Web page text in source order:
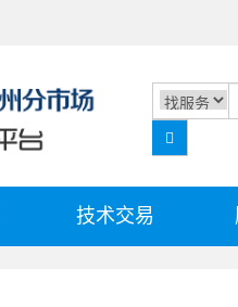
技术交易